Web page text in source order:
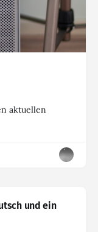
aktuellen
und ein